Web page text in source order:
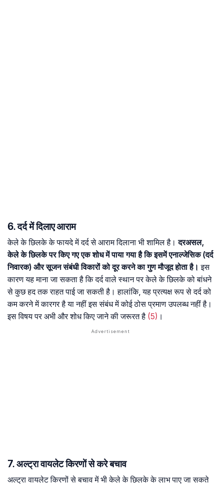
6. दर्द में दिलाए आराम
केले के छिलके के फायदे में दर्द से आराम दिलाना भी शामिल है।दरअसल,
केले के छिलके पर किए गए एक शोध में पाया गया है कि इसमें एनाल्जेसिक (दर्द
निवारक) और सूजन संबंधी विकारों को दूर करने का गुण मौजूद होता है। इस
कारण यह माना जा सकता है कि दर्द वाले स्थान पर केले के छिलके को बांधने
से कुछ हद तक राहत पाई जा सकती है। हालांकि, यह प्रत्यक्ष रूप से दर्द को
कम करने में कारगर है या नहीं इस संबंध में कोई ठोस प्रमाण उपलब्ध नहीं है।
इस विषय पर अभी और शोध किए जाने की जरूरत है (5) ।
7. अल्ट्रा वायलेट किरणों से करे बचाव
अल्ट्रा वायलेट किरणों से बचाव में भी केले के छिलके के लाभ पाए जा सकते